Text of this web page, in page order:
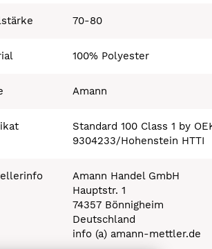
70-80
100% Polyester
Amann
Standard 100 Class 1 by
9304233/Hohenstein HTTI
Amann Handel GmbH
Hauptstr. 1
74357 Bönnigheim
Deutschland
info (a) amann-mettler.de